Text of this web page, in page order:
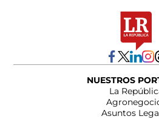
NUESTROS
La
Asuntos